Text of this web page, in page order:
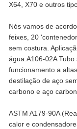
X64, X70 e outros
Nós vamos de
feixes, 20
sem costura.
água.A106-02A
funcionamento a
destilação de aço
carbono e aço
ASTM A179-90A
calor e